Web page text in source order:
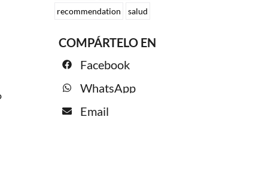
recommendation
salud
COMPÁRTELO EN
Facebook
WhatsApp
Email